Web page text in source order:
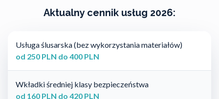
Aktualny cennik usług 2026:
Usługa ślusarska (bez wykorzystania materiałów)
od 250 PLN do 400 PLN
Wkładki średniej klasy bezpieczeństwa
od 160 PLN do 420 PLN